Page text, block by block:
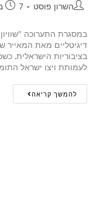
השרון פוסט 7 במרץ 2017
במסגרת התערוכה
בציבוריות הישראלית,
לעמותת ויצו ישראל
להמשך קריאה